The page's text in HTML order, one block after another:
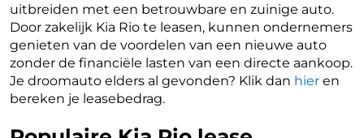
uitbreiden met een betrouwbare en zuinige auto.
Door zakelijk Kia Rio te leasen, kunnen ondernemers
genieten van de voordelen van een nieuwe auto
zonder de financiële lasten van een directe aankoop.
Je droomauto elders al gevonden? Klik dan hier en
bereken je leasebedrag.